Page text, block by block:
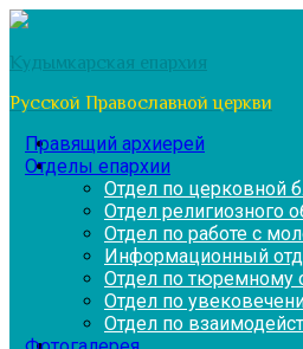
Перейти
содержимому
Кудымкарская епархия
Русской Православной церкви
Правящий архиерей
Отделы епархии
Отдел по церковной
Отдел религиозного
Отдел по работе с
Информационный
Отдел по тюремному
Отдел по
Отдел по